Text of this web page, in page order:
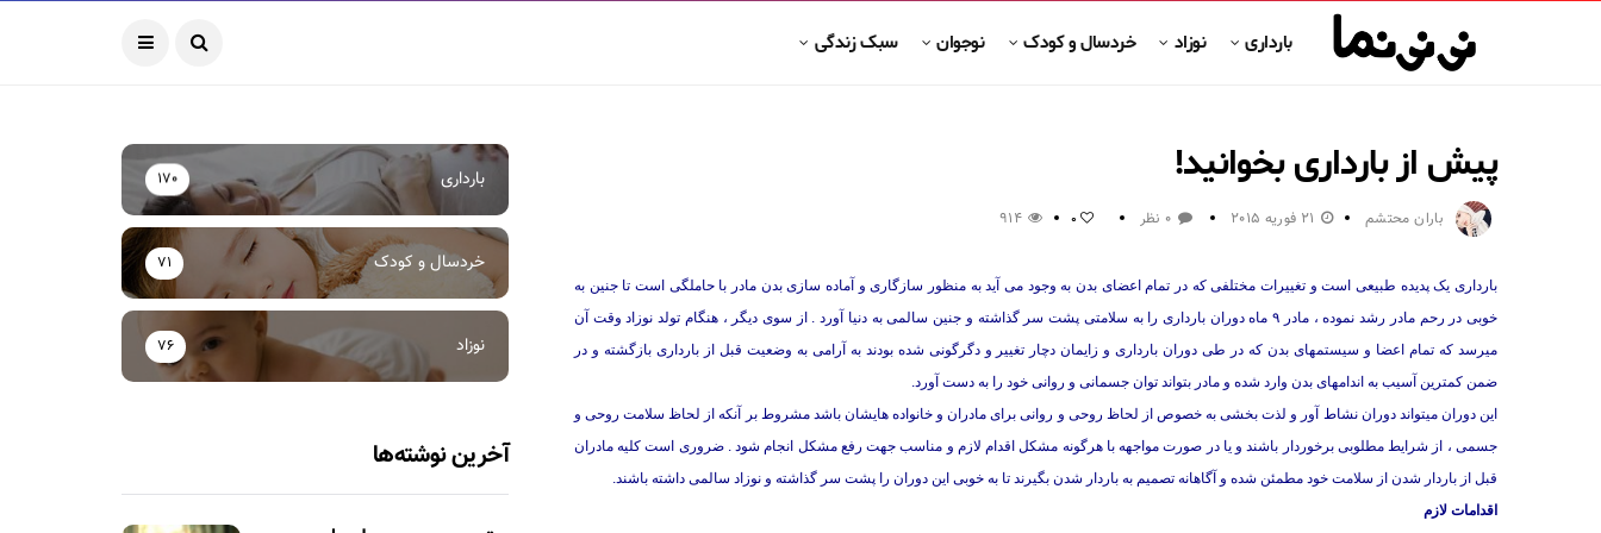
بارداری نوزاد خردسال و کودک نوجوان سبک زندگی
پیش از بارداری بخوانید!
باران محتشم 21 فوریه 2015 0 نظر 0
914
بارداری یک پدیده طبیعی است و تغییرات مختلفی که در تمام اعضای بدن به وجود می آید به منظور سازگاری و آماده سازی بدن مادر با حاملگی است تا جنین به
خوبی در رحم مادر رشد نموده ، مادر ۹ ماه دوران بارداری را به سلامتی پشت سر گذاشته و جنین سالمی به دنیا آورد . از سوی دیگر ، هنگام تولد نوزاد وقت آن
میرسد که تمام اعضا و سیستمهای بدن که در طی دوران بارداری و زایمان دچار تغییر و دگرگونی شده بودند به آرامی به وضعیت قبل از بارداری بازگشته و در
ضمن کمترین آسیب به اندامهای بدن وارد شده و مادر بتواند توان جسمانی و روانی خود را به دست آورد.
این دوران میتواند دوران نشاط آور و لذت بخشی به خصوص از لحاظ روحی و روانی برای مادران و خانواده هایشان باشد مشروط بر آنکه از لحاظ سلامت روحی و
جسمی ، از شرایط مطلوبی برخوردار باشند و یا در صورت مواجهه با هرگونه مشکل اقدام لازم و مناسب جهت رفع مشکل انجام شود . ضروری است کلیه مادران
قبل از باردار شدن از سلامت خود مطمئن شده و آگاهانه تصمیم به باردار شدن بگیرند تا به خوبی این دوران را پشت سر گذاشته و نوزاد سالمی داشته باشند.
اقدامات لازم
بارداری 170
خردسال و کودک 71
نوزاد 76
آخرین نوشته‌ها